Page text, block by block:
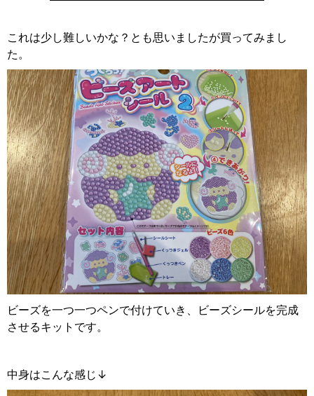
これは少し難しいかな？とも思いましたが買ってみまし
た。
ビーズを一つ一つペンで付けていき、ビーズシールを完成
させるキットです。
中身はこんな感じ↓